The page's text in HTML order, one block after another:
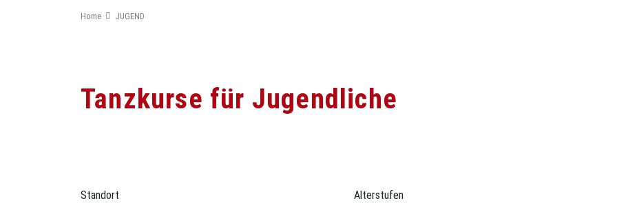
Home JUGEND
Tanzkurse für Jugendliche
Standort Alterstufen